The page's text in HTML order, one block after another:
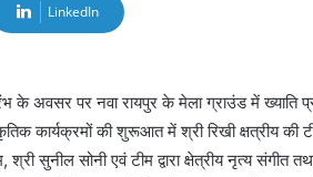
LinkedIn
के अवसर पर नवा रायपुर के मेला ग्राउंड में ख्याति
कार्यक्रमों की शुरूआत में श्री रिखी क्षत्रीय की
सुनील सोनी एवं टीम द्वारा क्षेत्रीय नृत्य संगीत तथा